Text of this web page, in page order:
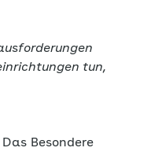
tun,
Besondere